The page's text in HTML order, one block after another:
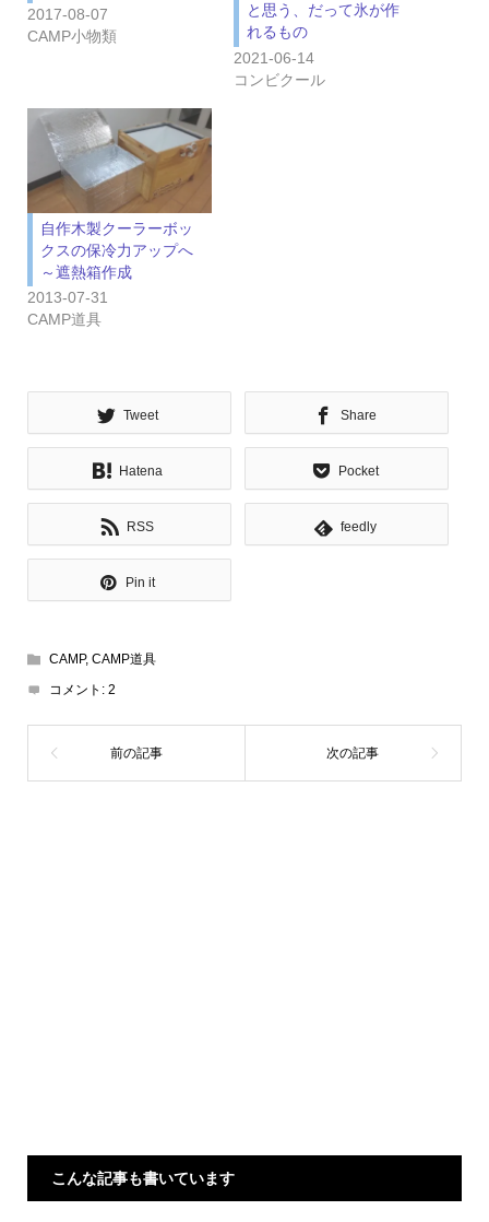
2017-08-07
CAMP小物類
と思う、だって氷が作
れるもの
2021-06-14
コンビクール
自作木製クーラーボッ
クスの保冷力アップへ
～遮熱箱作成
2013-07-31
CAMP道具
Tweet Share
Hatena Pocket
RSS feedly
Pin it
CAMP, CAMP道具
コメント: 2
こんな記事も書いています